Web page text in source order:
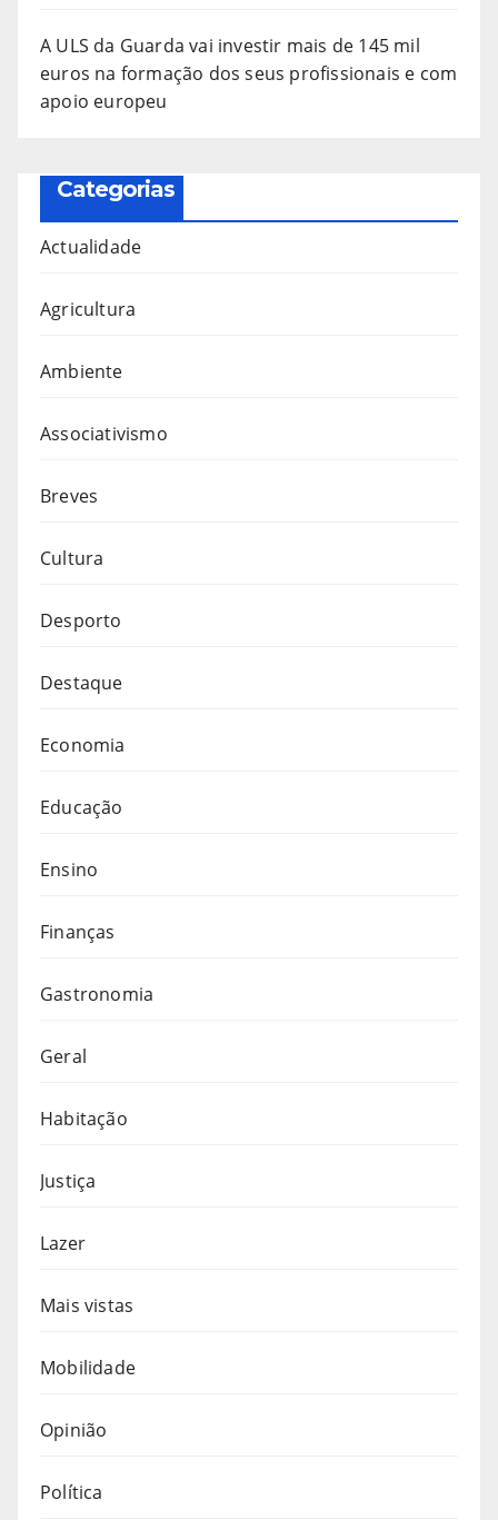
A ULS da Guarda vai investir mais de 145 mil
euros na formação dos seus profissionais e com
apoio europeu
Categorias
Actualidade
Agricultura
Ambiente
Associativismo
Breves
Cultura
Desporto
Destaque
Economia
Educação
Ensino
Finanças
Gastronomia
Geral
Habitação
Justiça
Lazer
Mais vistas
Mobilidade
Opinião
Política